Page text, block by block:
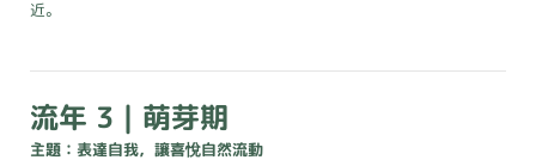
近。
流年 3｜萌芽期
主題：表達自我，讓喜悅自然流動